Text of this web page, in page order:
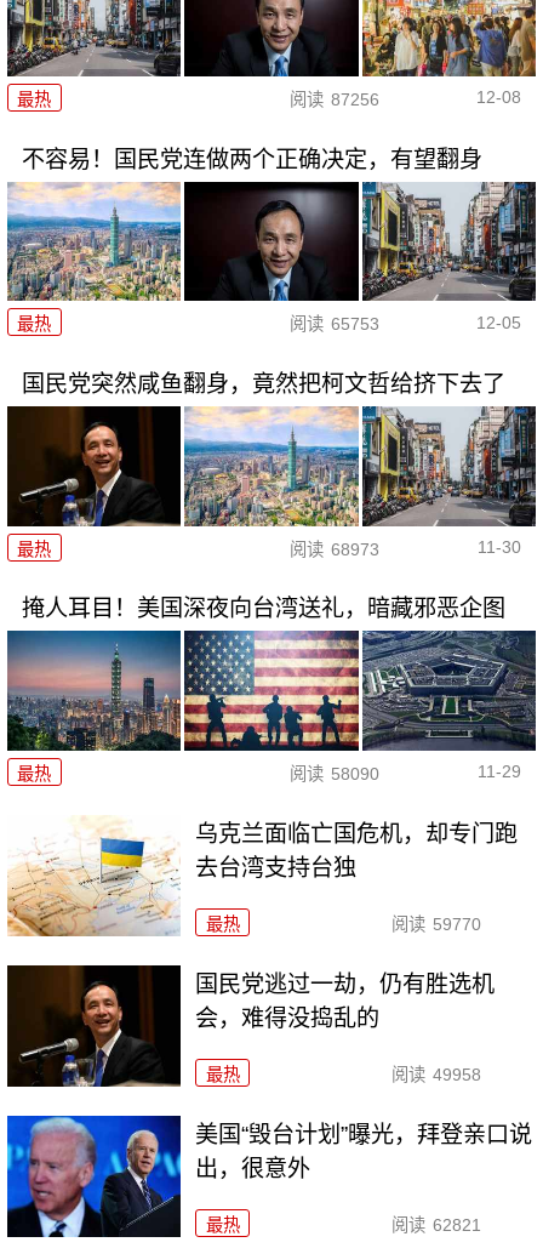
最热 阅读 87256 12-08
不容易！国民党连做两个正确决定，有望翻身
最热 阅读 65753 12-05
国民党突然咸鱼翻身，竟然把柯文哲给挤下去了
最热 阅读 68973 11-30
掩人耳目！美国深夜向台湾送礼，暗藏邪恶企图
最热 阅读 58090 11-29
乌克兰面临亡国危机，却专门跑
去台湾支持台独
最热 阅读 59770
国民党逃过一劫，仍有胜选机
会，难得没捣乱的
最热 阅读 49958
美国“毁台计划”曝光，拜登亲口说
出，很意外
最热 阅读 62821